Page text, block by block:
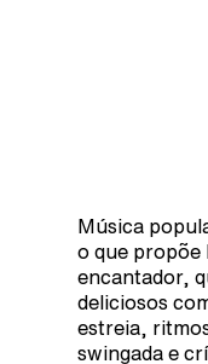
Música
o que propõe
encantador,
deliciosos
estreia,
swingada e